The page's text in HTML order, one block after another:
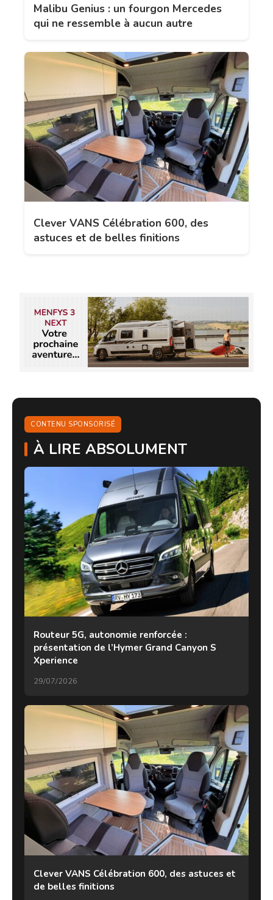
Malibu Genius : un fourgon Mercedes
qui ne ressemble à aucun autre
Clever VANS Célébration 600, des
astuces et de belles finitions
CONTENU SPONSORISÉ
À LIRE ABSOLUMENT
Routeur 5G, autonomie renforcée :
présentation de l’Hymer Grand Canyon S
Xperience
29/07/2026
Clever VANS Célébration 600, des astuces et
de belles finitions